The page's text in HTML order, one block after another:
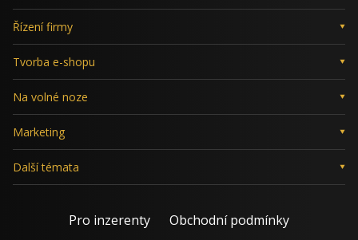
Řízení firmy
Tvorba e-shopu
Na volné noze
Marketing
Další témata
Pro inzerenty
Obchodní podmínky